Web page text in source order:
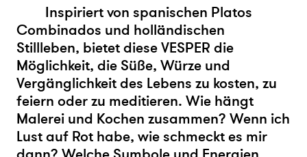
Inspiriert von spanischen Platos
Combinados und holländischen
Stillleben, bietet diese VESPER die
Möglichkeit, die Süße, Würze und
Vergänglichkeit des Lebens zu kosten, zu
feiern oder zu meditieren. Wie hängt
Malerei und Kochen zusammen? Wenn ich
Lust auf Rot habe, wie schmeckt es mir